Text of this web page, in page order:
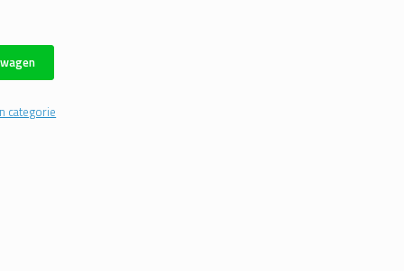
categorie